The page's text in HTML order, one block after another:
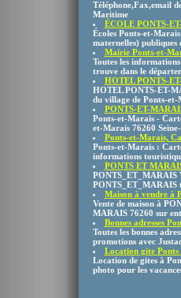
Téléphone,Fax,email
Maritime
ÉCOLE PONTS-
Écoles Ponts-et-
maternelles)
Mairie Ponts-et-
Toutes les
trouve dans le
HOTEL PONTS-
HOTEL PONTS-ET-
du village de Ponts-
PONTS-ET-
Ponts-et-Marais -
et-Marais 76260
Ponts-et-Marais,
Ponts-et-Marais :
informations
PONTS ET
PONTS_ET_MARAIS
PONTS_ET_MARAIS
Maison à vendre à
Vente de maison à
MARAIS 76260 sur
Bonnes adresses
Toutes les bonnes
promotions avec
Location gite
Location de gites à
photo pour les